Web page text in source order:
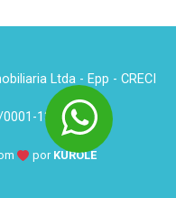
Ltda - Epp - CRECI
13
por KUROLE